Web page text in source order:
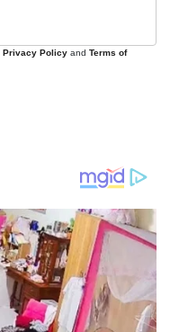
Privacy Policy and Terms of